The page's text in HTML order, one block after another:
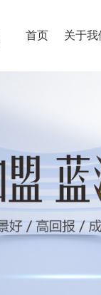
首页 关于我